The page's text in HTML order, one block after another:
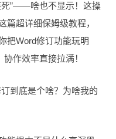
死”——啥也不显示！这操
篇超详细保姆级教程，
把Word修订功能玩明
作效率直接拉满！
到底是个啥？为啥我的